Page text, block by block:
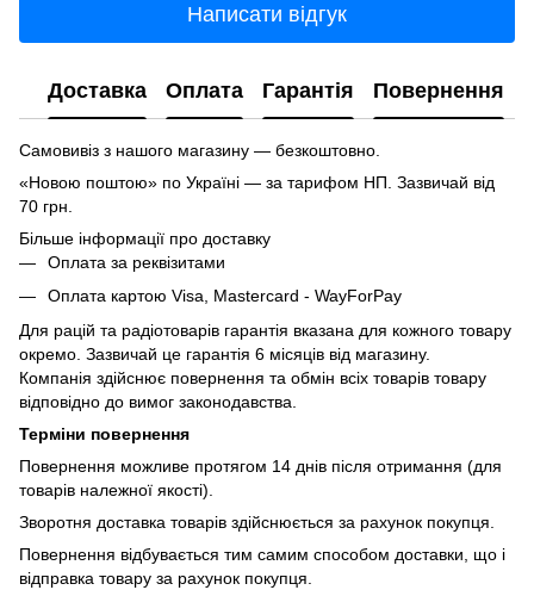
Написати відгук
Доставка Оплата Гарантія Повернення
Самовивіз з нашого магазину — безкоштовно.
«Новою поштою» по Україні — за тарифом НП. Зазвичай від
70 грн.
Більше інформації про доставку
Оплата за реквізитами
Оплата картою Visa, Mastercard - WayForPay
Для рацій та радіотоварів гарантія вказана для кожного товару
окремо. Зазвичай це гарантія 6 місяців від магазину.
Компанія здійснює повернення та обмін всіх товарів товару
відповідно до вимог законодавства.
Терміни повернення
Повернення можливе протягом 14 днів після отримання (для
товарів належної якості).
Зворотня доставка товарів здійснюється за рахунок покупця.
Повернення відбувається тим самим способом доставки, що і
відправка товару за рахунок покупця.